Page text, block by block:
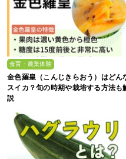
食育・農業体験
金色羅皇（こんじきらおう）はどん
スイカ？旬の時期や栽培する方法も
説